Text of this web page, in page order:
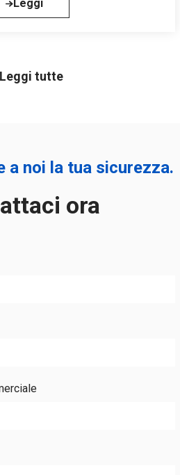
Leggi
Leggi tutte
a noi la tua sicurezza.
ora